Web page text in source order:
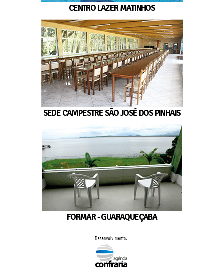
CENTRO LAZER MATINHOS
SEDE CAMPESTRE SÃO JOSÉ DOS PINHAIS
FORMAR - GUARAQUEÇABA